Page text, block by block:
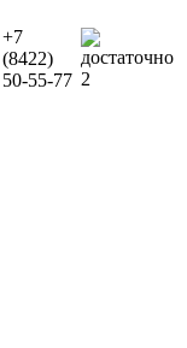
+7
(8422)
50-55-77 2